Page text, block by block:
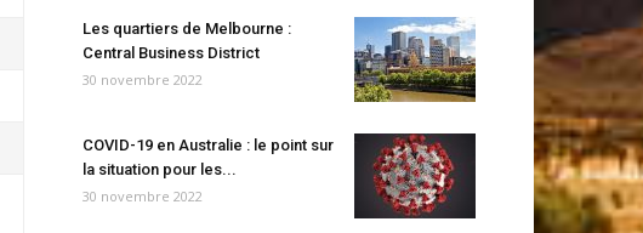
Les quartiers de Melbourne :
Central Business District
30 novembre 2022
COVID-19 en Australie : le point sur
la situation pour les...
30 novembre 2022